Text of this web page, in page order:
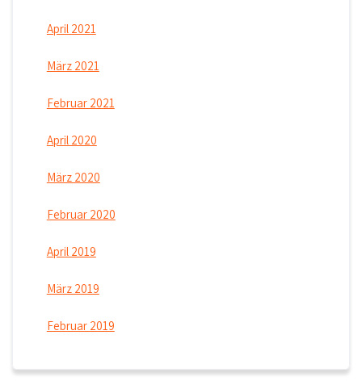
April 2021
März 2021
Februar 2021
April 2020
März 2020
Februar 2020
April 2019
März 2019
Februar 2019